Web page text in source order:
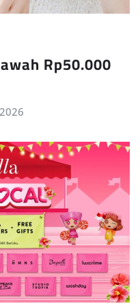
Rp50.000